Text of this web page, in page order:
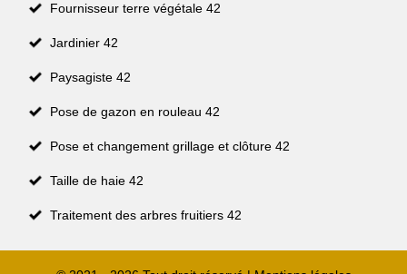
Fournisseur terre végétale 42
Jardinier 42
Paysagiste 42
Pose de gazon en rouleau 42
Pose et changement grillage et clôture 42
Taille de haie 42
Traitement des arbres fruitiers 42